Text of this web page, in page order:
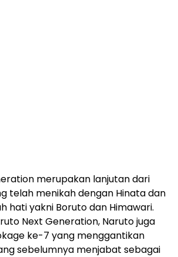
merupakan lanjutan dari
telah menikah dengan Hinata dan
hati yakni Boruto dan Himawari.
Next Generation, Naruto juga
ke-7 yang menggantikan
sebelumnya menjabat sebagai